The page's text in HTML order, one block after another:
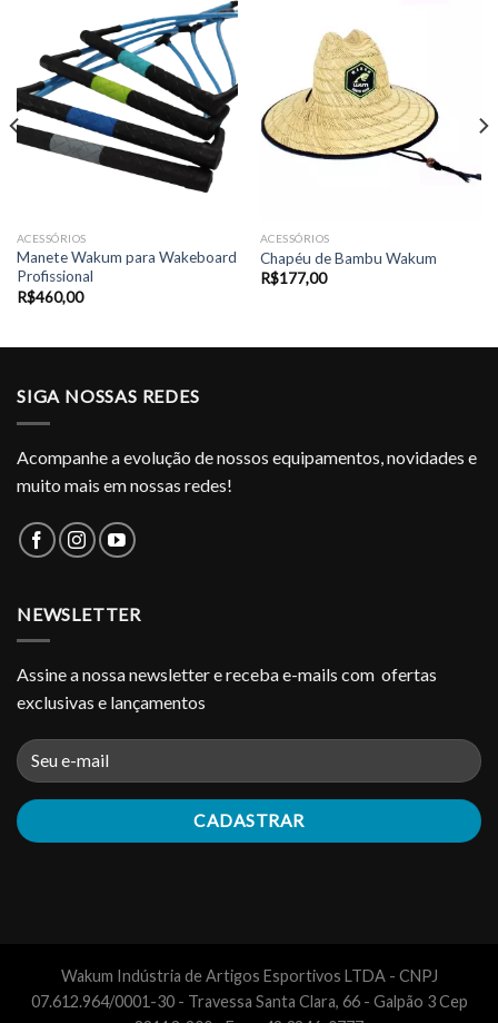
ACESSÓRIOS
Manete Wakum para Wakeboard
Profissional
R$460,00
ACESSÓRIOS
Chapéu de Bambu Wakum
R$177,00
SIGA NOSSAS REDES
Acompanhe a evolução de nossos equipamentos, novidades e
muito mais em nossas redes!
NEWSLETTER
Assine a nossa newsletter e receba e-mails com ofertas
exclusivas e lançamentos
Wakum Indústria de Artigos Esportivos LTDA - CNPJ
07.612.964/0001-30 - Travessa Santa Clara, 66 - Galpão 3 Cep